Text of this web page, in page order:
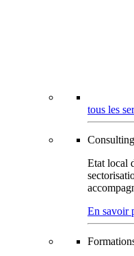
tous les
Consulting
Etat local
En savoir